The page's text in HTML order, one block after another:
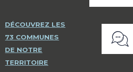
DÉCOUVREZ LES
73 COMMUNES
DE NOTRE
TERRITOIRE